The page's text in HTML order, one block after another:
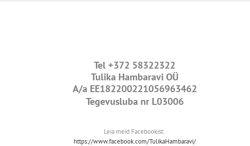
Tel +372 58322322
Tulika Hambaravi OÜ
A/a EE182200221056963462
Tegevusluba nr L03006
Leia meid Facebookist:
https://www.facebook.com/TulikaHambaravi/